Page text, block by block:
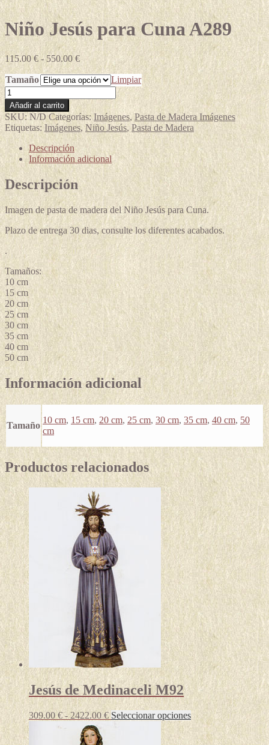
Niño Jesús para Cuna A289
115.00€ - 550.00 €Rango
de
precios:
desde
115.00 €
hasta
550.00 €
Tamaño
Limpiar
Niño
Jesús
para
Cuna
A289
cantidad
Añadir al carrito
SKU:N/D Categorías: Imágenes,Pasta de Madera Imágenes
Etiquetas:Imágenes,Niño Jesús,Pasta de Madera
Descripción
Información adicional
Descripción
Imagen de pasta de madera del Niño Jesús para Cuna.
Plazo de entrega 30 dias, consulte los diferentes acabados.
.
Tamaños:
10 cm
15 cm
20 cm
25 cm
30 cm
35 cm
40 cm
50 cm
Información adicional
Tamaño
10 cm, 15 cm, 20 cm, 25 cm, 30 cm, 35 cm, 40 cm, 50
cm
Productos relacionados
Jesús de Medinaceli M92
309.00 € - 2422.00 €Rango
Seleccionar opcionesEste
producto
tiene